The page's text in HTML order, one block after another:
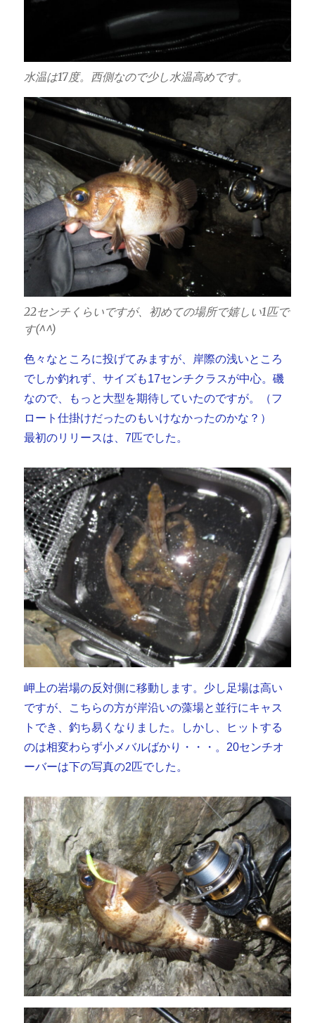
水温は17度。西側なので少し水温高めです。
22センチくらいですが、初めての場所で嬉しい1匹で
す(^^)
色々なところに投げてみますが、岸際の浅いところ
でしか釣れず、サイズも17センチクラスが中心。磯
なので、もっと大型を期待していたのですが。（フ
ロート仕掛けだったのもいけなかったのかな？）
最初のリリースは、7匹でした。
岬上の岩場の反対側に移動します。少し足場は高い
ですが、こちらの方が岸沿いの藻場と並行にキャス
トでき、釣ち易くなりました。しかし、ヒットする
のは相変わらず小メバルばかり・・・。20センチオ
ーバーは下の写真の2匹でした。